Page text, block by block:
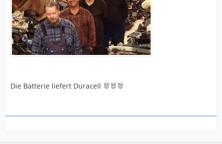
Die Batterie liefert Duracell 🐰🐰🐰